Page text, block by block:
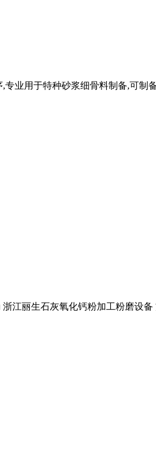
业用于特种砂浆细骨料制备,可制
江丽生石灰氧化钙粉加工粉磨设